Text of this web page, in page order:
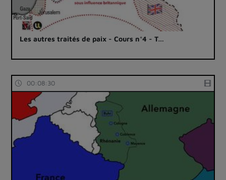
Les autres traités de paix - Cours n°4 - T…
00:08:30